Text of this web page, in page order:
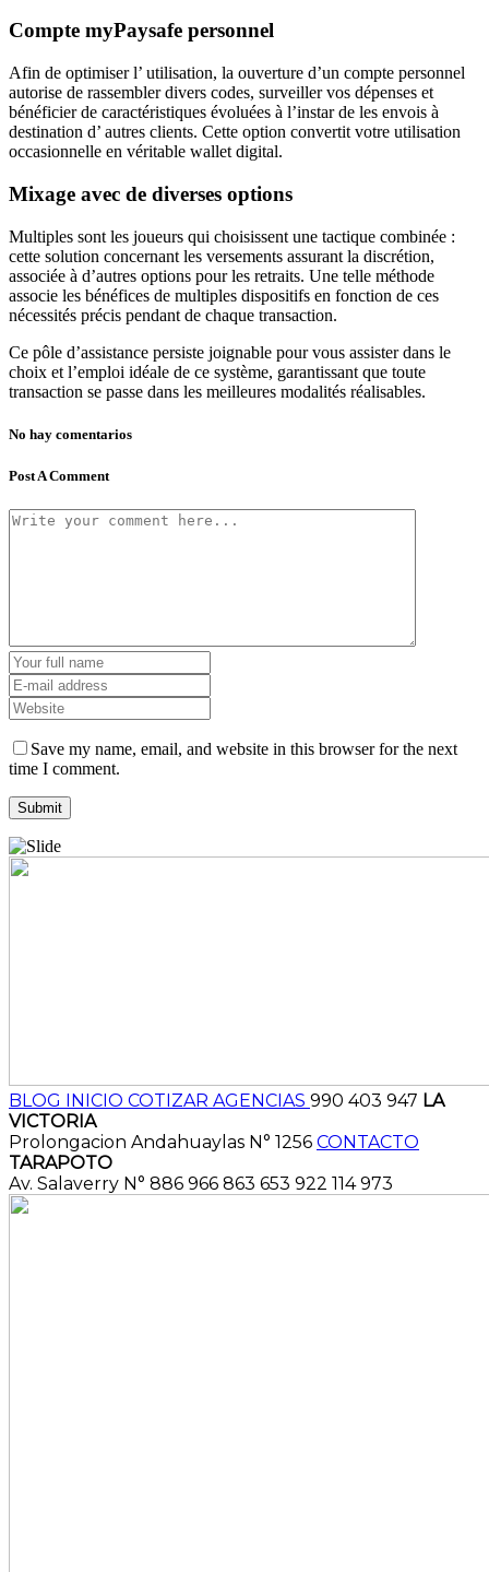
Compte myPaysafe personnel
Afin de optimiser l’ utilisation, la ouverture d’un compte personnel
autorise de rassembler divers codes, surveiller vos dépenses et
bénéficier de caractéristiques évoluées à l’instar de les envois à
destination d’ autres clients. Cette option convertit votre utilisation
occasionnelle en véritable wallet digital.
Mixage avec de diverses options
Multiples sont les joueurs qui choisissent une tactique combinée :
cette solution concernant les versements assurant la discrétion,
associée à d’autres options pour les retraits. Une telle méthode
associe les bénéfices de multiples dispositifs en fonction de ces
nécessités précis pendant de chaque transaction.
Ce pôle d’assistance persiste joignable pour vous assister dans le
choix et l’emploi idéale de ce système, garantissant que toute
transaction se passe dans les meilleures modalités réalisables.
No hay comentarios
Post A Comment
Save my name, email, and website in this browser for the next
time I comment.
BLOG INICIO COTIZAR AGENCIAS 990 403 947 LA
VICTORIA
Prolongacion Andahuaylas N° 1256 CONTACTO
TARAPOTO
Av. Salaverry N° 886 966 863 653 922 114 973